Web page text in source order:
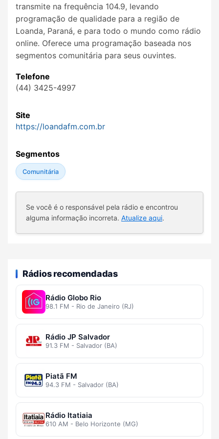
transmite na frequência 104.9, levando
programação de qualidade para a região de
Loanda, Paraná, e para todo o mundo como rádio
online. Oferece uma programação baseada nos
segmentos comunitária para seus ouvintes.
Telefone
(44) 3425-4997
Site
https://loandafm.com.br
Segmentos
Comunitária
Se você é o responsável pela rádio e encontrou
alguma informação incorreta. Atualize aqui.
Rádios recomendadas
Rádio Globo Rio
98.1 FM - Rio de Janeiro (RJ)
Rádio JP Salvador
91.3 FM - Salvador (BA)
Piatã FM
94.3 FM - Salvador (BA)
Rádio Itatiaia
610 AM - Belo Horizonte (MG)